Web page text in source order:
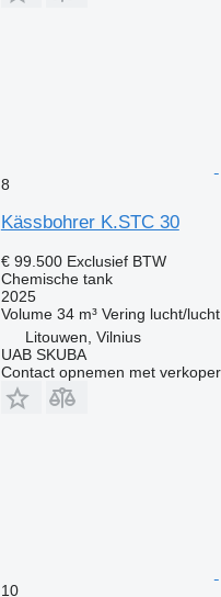
8
Kässbohrer K.STC 30
€ 99.500 Exclusief BTW
Chemische tank
2025
Volume 34 m³ Vering lucht/lucht
Litouwen, Vilnius
UAB SKUBA
Contact opnemen met verkoper
10